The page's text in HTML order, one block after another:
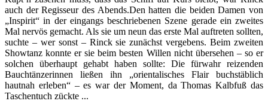
auch der Regisseur des Abends.Den hatten die beiden Damen von
„Inspirit“ in der eingangs beschriebenen Szene gerade ein zweites
Mal nervös gemacht. Als sie um neun das erste Mal auftreten sollten,
suchte – wer sonst – Rinck sie zunächst vergebens. Beim zweiten
Showtanz konnte er sie beim besten Willen nicht übersehen – so er
solchen überhaupt gehabt haben sollte: Die fürwahr reizenden
Bauchtänzerinnen ließen ihn „orientalisches Flair buchstäblich
hautnah erleben“ – es war der Moment, da Thomas Kalbfuß das
Taschentuch zückte ...